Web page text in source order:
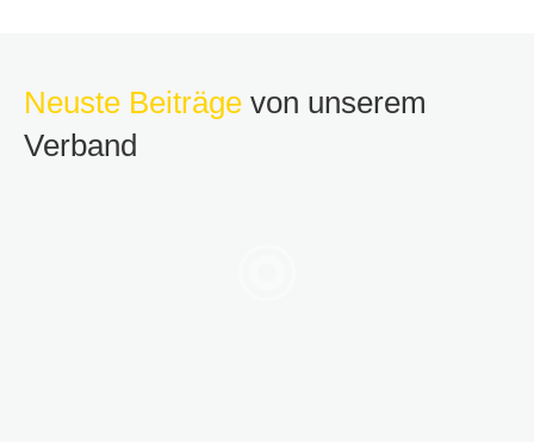
Neuste Beiträge von unserem
Verband